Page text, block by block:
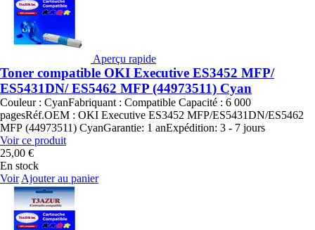
Aperçu rapide
Toner compatible OKI Executive ES3452 MFP/
ES5431DN/ ES5462 MFP (44973511) Cyan
Couleur : CyanFabriquant : Compatible Capacité : 6 000
pagesRéf.OEM : OKI Executive ES3452 MFP/ES5431DN/ES5462
MFP (44973511) CyanGarantie: 1 anExpédition: 3 - 7 jours
Voir ce produit
25,00 €
En stock
Voir Ajouter au panier